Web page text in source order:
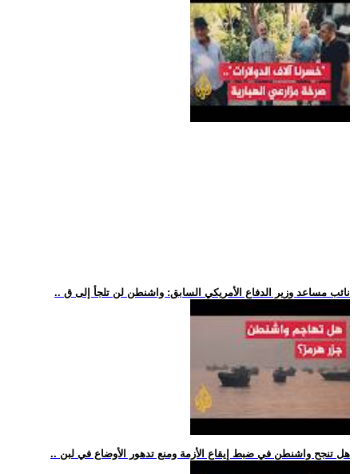
.. نائب مساعد وزير الدفاع الأمريكي السابق: واشنطن لن تلجأ إلى ق
.. هل تنجح واشنطن في ضبط إيقاع الأزمة ومنع تدهور الأوضاع في لبن